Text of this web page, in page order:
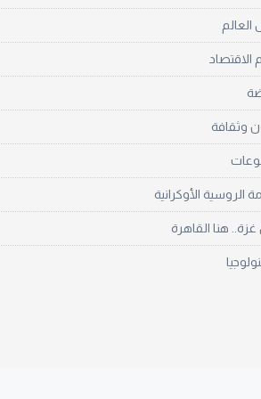
العالم
الاقتصاد
وثقافة
الروسية الأوكرانية
هنا القاهرة